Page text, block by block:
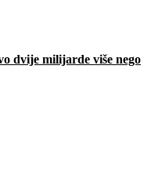
dvije milijarde više nego